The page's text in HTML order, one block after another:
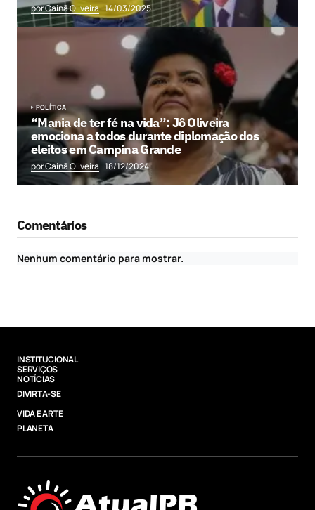
por Cainã Oliveira 14/03/2025
POLÍTICA
“Mania de ter fé na vida”: Jô Oliveira
emociona a todos durante diplomação dos
eleitos em Campina Grande
por Cainã Oliveira 18/12/2024
Comentários
Nenhum comentário para mostrar.
INSTITUCIONAL
SERVIÇOS
NOTÍCIAS
DIVIRTA-SE
VIDA E ARTE
PLANETA